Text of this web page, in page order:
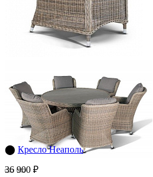
⬤ Кресло Неаполь
36 900 ₽